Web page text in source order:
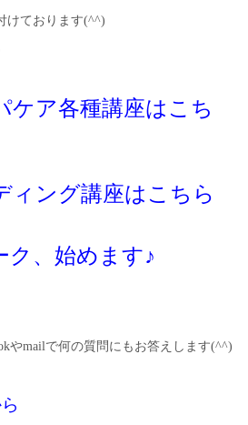
けております(^^)
ケア各種講座はこち
ィング講座はこちら
ク、始めます♪
やmailで何の質問にもお答えします(^^)